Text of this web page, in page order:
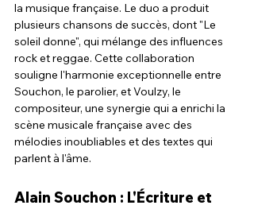
la musique française. Le duo a produit
plusieurs chansons de succès, dont "Le
soleil donne", qui mélange des influences
rock et reggae. Cette collaboration
souligne l'harmonie exceptionnelle entre
Souchon, le parolier, et Voulzy, le
compositeur, une synergie qui a enrichi la
scène musicale française avec des
mélodies inoubliables et des textes qui
parlent à l'âme.
Alain Souchon : L'Écriture et